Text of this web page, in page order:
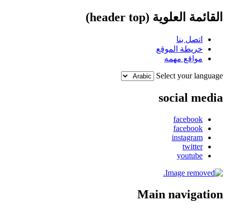
القائمة العلوية (header top)
اتصل بنا
خريطة الموقع
مواقع مهمه
Select your language
social media
facebook
facebook
instagram
twitter
youtube
Main navigation